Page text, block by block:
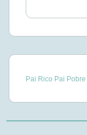
Pai Rico Pai Pobre